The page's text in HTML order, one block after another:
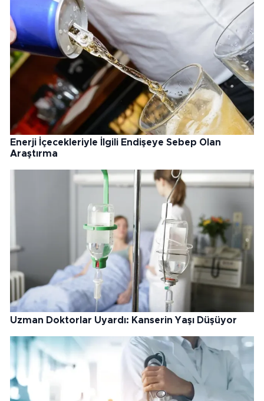
Enerji İçecekleriyle İlgili Endişeye Sebep Olan
Araştırma
Uzman Doktorlar Uyardı: Kanserin Yaşı Düşüyor